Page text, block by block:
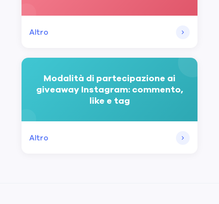
Altro
Modalità di partecipazione ai
giveaway Instagram: commento,
like e tag
Altro